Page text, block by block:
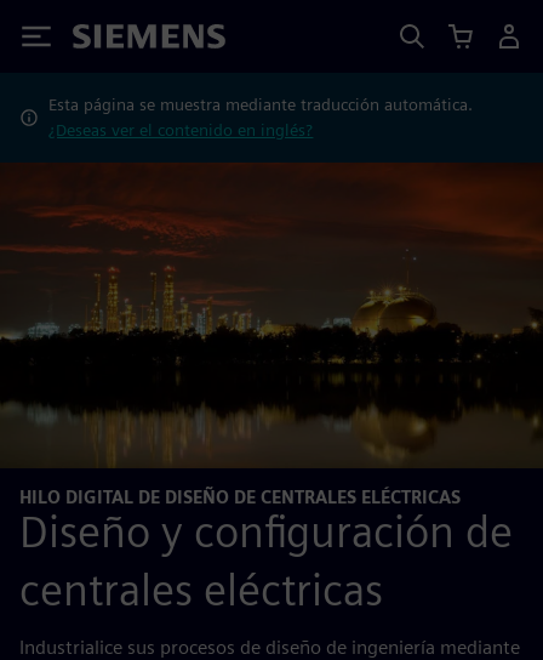
Siemens
Esta página se muestra mediante traducción automática.
¿Deseas ver el contenido en inglés?
HILO DIGITAL DE DISEÑO DE CENTRALES ELÉCTRICAS
Diseño y configuración de
centrales eléctricas
Industrialice sus procesos de diseño de ingeniería mediante